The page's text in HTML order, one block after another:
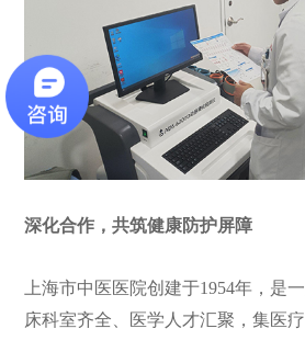
深化合作，共筑健康防护屏障
上海市中医医院创建于1954年，是
床科室齐全、医学人才汇聚，集医